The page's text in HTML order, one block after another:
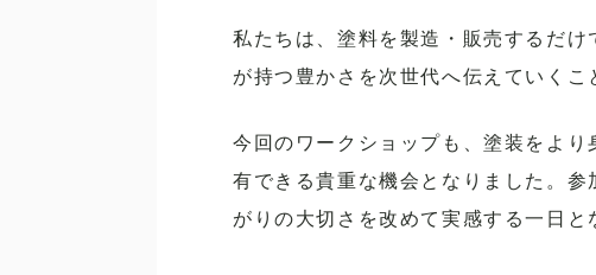
私たちは、塗料を製造・販売するだ
が持つ豊かさを次世代へ伝えていく
今回のワークショップも、塗装をよ
有できる貴重な機会となりました。
がりの大切さを改めて実感する一日と